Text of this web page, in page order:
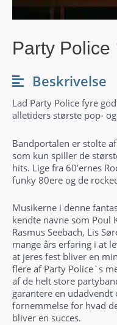
Party Police
Beskrivelse
Lad Party Police fyre
alletiders største pop-
Bandportalen er stolte
som kun spiller de
hits. Lige fra 60’ernes
funky 80ere og de
Musikerne i denne
kendte navne som Poul
Rasmus Seebach, Lis
mange års erfaring i at
at jeres fest bliver en
flere af Party Police`s
af de helt store
garantere en
fornemmelse for hvad
bliver en succes.